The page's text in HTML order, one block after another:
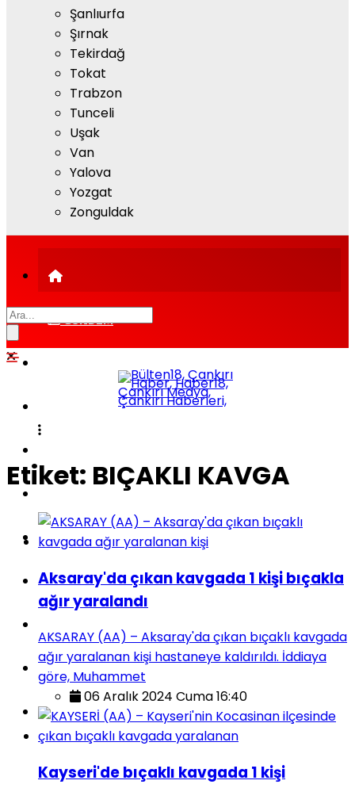
Şanlıurfa
Şırnak
Tekirdağ
Tokat
Trabzon
Tunceli
Uşak
Van
Yalova
Yozgat
Zonguldak
GÜNDEM
KÜLTÜR-SANAT
EĞITIM
SAĞLIK
TEKNOLOJI
İLÇELER
Etiket: BIÇAKLI KAVGA
Aksaray'da çıkan kavgada 1 kişi bıçakla
ağır yaralandı
AKSARAY (AA) – Aksaray'da çıkan bıçaklı kavgada
ağır yaralanan kişi hastaneye kaldırıldı. İddiaya
göre, Muhammet
06 Aralık 2024 Cuma 16:40
Kayseri'de bıçaklı kavgada 1 kişi